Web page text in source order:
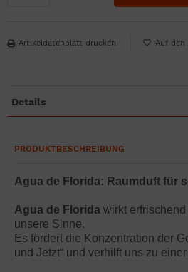
Artikeldatenblatt drucken
Details
PRODUKTBESCHREIBUNG
Agua de Florida: Raumduft für
Agua de Florida wirkt
unsere Sinne.
Es fördert die Konzentration der
und Jetzt“ und verhilft uns zu